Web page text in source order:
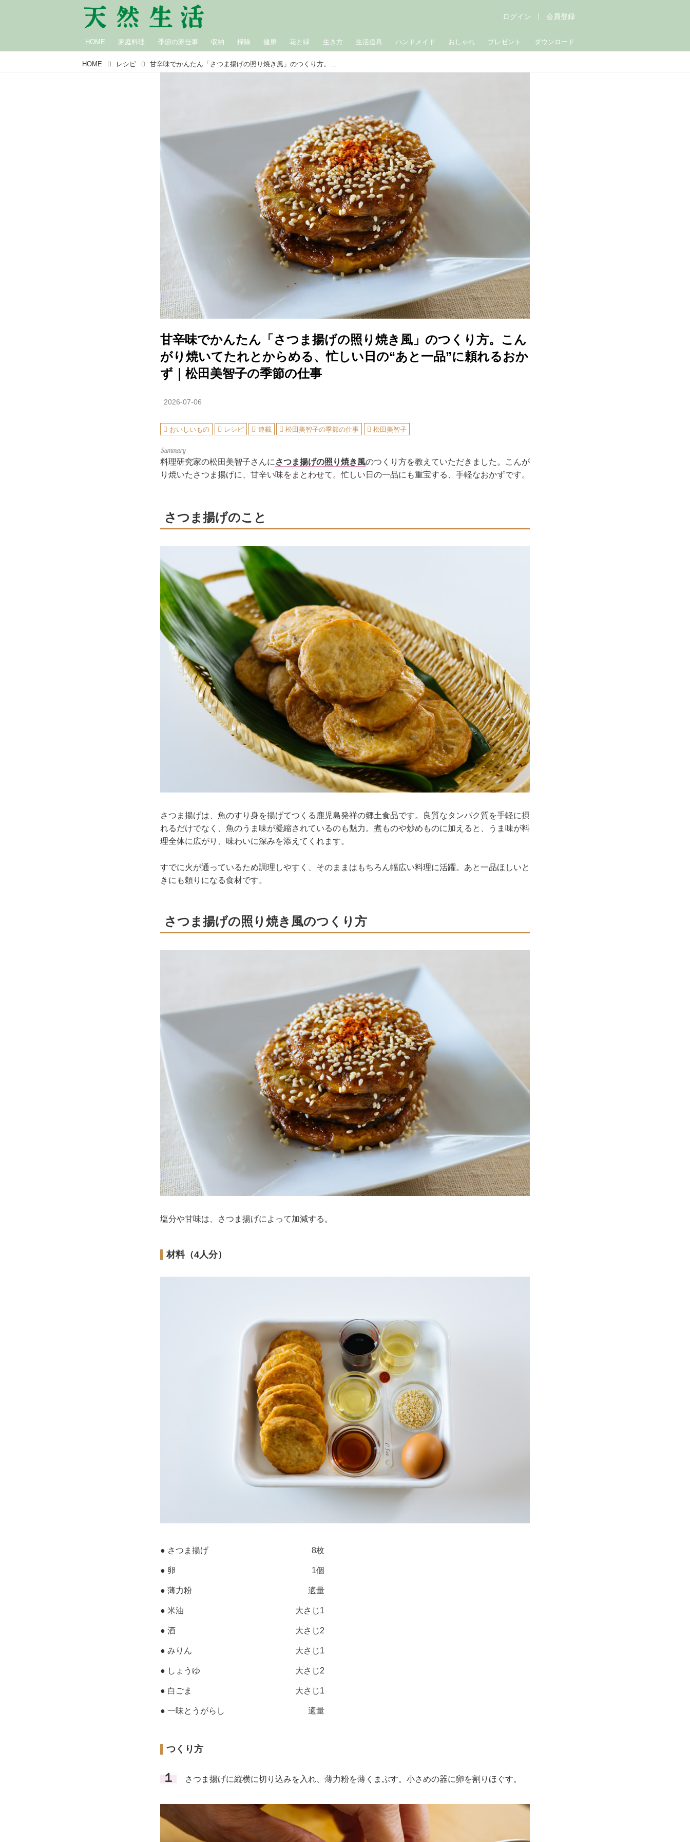
HOME 家庭料理 季節の家仕事 収納 掃除 健康 花と緑 生き方 生活道具 ハンドメイド おしゃれ プレゼント ダウンロード
ログイン 会員登録
HOME レシピ 甘辛味でかんたん「さつま揚げの照り焼き風」のつくり方。こんがり焼いてたれとからめる、忙しい日の“あと一品”に頼れるおかず｜松田美智子の季節の仕事
甘辛味でかんたん「さつま揚げの照り焼き風」のつくり方。こん
がり焼いてたれとからめる、忙しい日の“あと一品”に頼れるおか
ず｜松田美智子の季節の仕事
2026-07-06
おいしいもの レシピ 連載 松田美智子の季節の仕事 松田美智子
料理研究家の松田美智子さんに さつま揚げの照り焼き風のつくり方を教えていただきました。こんが
り焼いたさつま揚げに、甘辛い味をまとわせて。忙しい日の一品にも重宝する、手軽なおかずです。
さつま揚げのこと
さつま揚げは、魚のすり身を揚げてつくる鹿児島発祥の郷土食品です。良質なタンパク質を手軽に摂
れるだけでなく、魚のうま味が凝縮されているのも魅力。煮ものや炒めものに加えると、うま味が料
理全体に広がり、味わいに深みを添えてくれます。
すでに火が通っているため調理しやすく、そのままはもちろん幅広い料理に活躍。あと一品ほしいと
きにも頼りになる食材です。
さつま揚げの照り焼き風のつくり方
塩分や甘味は、さつま揚げによって加減する。
材料（4人分）
● さつま揚げ 8枚
● 卵 1個
● 薄力粉 適量
● 米油 大さじ1
● 酒 大さじ2
● みりん 大さじ1
● しょうゆ 大さじ2
● 白ごま 大さじ1
● 一味とうがらし 適量
つくり方
１ さつま揚げに縦横に切り込みを入れ、薄力粉を薄くまぶす。小さめの器に卵を割りほぐす。